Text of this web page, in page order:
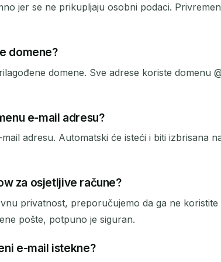
jer se ne prikupljaju osobni podaci.
domene?
domene. Sve adrese koriste domenu
e-mail adresu?
adresu. Automatski će isteći i biti izbrisana
za osjetljive račune?
privatnost, preporučujemo da ga ne
pošte, potpuno je siguran.
e-mail istekne?